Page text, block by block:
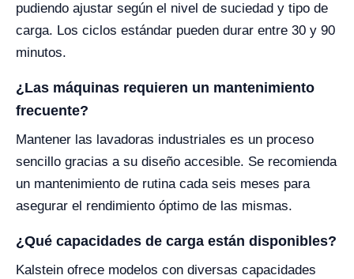
pudiendo ajustar según el nivel de suciedad y tipo de
carga. Los ciclos estándar pueden durar entre 30 y 90
minutos.
¿Las máquinas requieren un mantenimiento
frecuente?
Mantener las lavadoras industriales es un proceso
sencillo gracias a su diseño accesible. Se recomienda
un mantenimiento de rutina cada seis meses para
asegurar el rendimiento óptimo de las mismas.
¿Qué capacidades de carga están disponibles?
Kalstein ofrece modelos con diversas capacidades